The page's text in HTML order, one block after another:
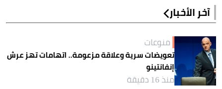
آخر الأخبار
منوعات
تعويضات سرية وعلاقة مزعومة.. اتهامات تهز عرش
إنفانتينو
منذ 16 دقيقة